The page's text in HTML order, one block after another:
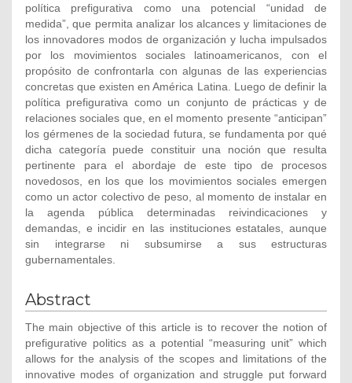
política prefigurativa como una potencial “unidad de
medida”, que permita analizar los alcances y limitaciones de
los innovadores modos de organización y lucha impulsados
por los movimientos sociales latinoamericanos, con el
propósito de confrontarla con algunas de las experiencias
concretas que existen en América Latina. Luego de definir la
política prefigurativa como un conjunto de prácticas y de
relaciones sociales que, en el momento presente “anticipan”
los gérmenes de la sociedad futura, se fundamenta por qué
dicha categoría puede constituir una noción que resulta
pertinente para el abordaje de este tipo de procesos
novedosos, en los que los movimientos sociales emergen
como un actor colectivo de peso, al momento de instalar en
la agenda pública determinadas reivindicaciones y
demandas, e incidir en las instituciones estatales, aunque
sin integrarse ni subsumirse a sus estructuras
gubernamentales.
Abstract
The main objective of this article is to recover the notion of
prefigurative politics as a potential “measuring unit” which
allows for the analysis of the scopes and limitations of the
innovative modes of organization and struggle put forward